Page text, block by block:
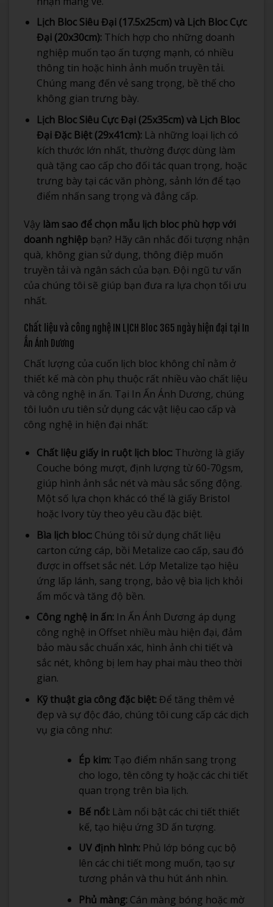
Lịch Bloc Siêu Đại (17.5x25cm) và Lịch Bloc Cực
Đại (20x30cm):Thích hợp cho những doanh
nghiệp muốn tạo ấn tượng mạnh, có nhiều
thông tin hoặc hình ảnh muốn truyền tải.
Chúng mang đến vẻ sang trọng, bề thế cho
không gian trưng bày.
Lịch Bloc Siêu Cực Đại (25x35cm) và Lịch Bloc
Đại Đặc Biệt (29x41cm):Là những loại lịch có
kích thước lớn nhất, thường được dùng làm
quà tặng cao cấp cho đối tác quan trọng, hoặc
trưng bày tại các văn phòng, sảnh lớn để tạo
điểm nhấn sang trọng và đẳng cấp.
Vậy làm sao để chọn mẫu lịch bloc phù hợp với
doanh nghiệp bạn? Hãy cân nhắc đối tượng nhận
quà, không gian sử dụng, thông điệp muốn
truyền tải và ngân sách của bạn. Đội ngũ tư vấn
của chúng tôi sẽ giúp bạn đưa ra lựa chọn tối ưu
nhất.
Chất liệu và công nghệ IN LỊCH Bloc 365 ngày hiện đại tại In
Ấn Ánh Dương
Chất lượng của cuốn lịch bloc không chỉ nằm ở
thiết kế mà còn phụ thuộc rất nhiều vào chất liệu
và công nghệ in ấn. Tại In Ấn Ánh Dương, chúng
tôi luôn ưu tiên sử dụng các vật liệu cao cấp và
công nghệ in hiện đại nhất:
Chất liệu giấy in ruột lịch bloc:Thường là giấy
Couche bóng mượt, định lượng từ 60-70gsm,
giúp hình ảnh sắc nét và màu sắc sống động.
Một số lựa chọn khác có thể là giấy Bristol
hoặc Ivory tùy theo yêu cầu đặc biệt.
Bìa lịch bloc:Chúng tôi sử dụng chất liệu
carton cứng cáp, bồi Metalize cao cấp, sau đó
được in offset sắc nét. Lớp Metalize tạo hiệu
ứng lấp lánh, sang trọng, bảo vệ bìa lịch khỏi
ẩm mốc và tăng độ bền.
Công nghệ in ấn:In Ấn Ánh Dương áp dụng
công nghệ in Offset nhiều màu hiện đại, đảm
bảo màu sắc chuẩn xác, hình ảnh chi tiết và
sắc nét, không bị lem hay phai màu theo thời
gian.
Kỹ thuật gia công đặc biệt:Để tăng thêm vẻ
đẹp và sự độc đáo, chúng tôi cung cấp các dịch
vụ gia công như:
Ép kim:Tạo điểm nhấn sang trọng
cho logo, tên công ty hoặc các chi tiết
quan trọng trên bìa lịch.
Bế nổi:Làm nổi bật các chi tiết thiết
kế, tạo hiệu ứng 3D ấn tượng.
UV định hình:Phủ lớp bóng cục bộ
lên các chi tiết mong muốn, tạo sự
tương phản và thu hút ánh nhìn.
Phủ màng:Cán màng bóng hoặc mờ